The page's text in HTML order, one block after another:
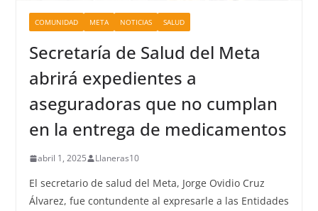
COMUNIDAD META NOTICIAS SALUD
Secretaría de Salud del Meta
abrirá expedientes a
aseguradoras que no cumplan
en la entrega de medicamentos
abril 1, 2025 Llaneras10
El secretario de salud del Meta, Jorge Ovidio Cruz
Álvarez, fue contundente al expresarle a las Entidades